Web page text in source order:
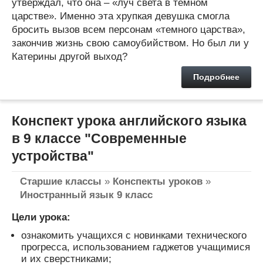
утверждал, что она – «луч света в темном
царстве». Именно эта хрупкая девушка смогла
бросить вызов всем персонам «темного царства»,
закончив жизнь свою самоубийством. Но был ли у
Катерины другой выход?
Подробнее
Конспект урока английского языка
в 9 классе "Современные
устройства"
Старшие классы » Конспекты уроков »
Иностранный язык 9 класс
Цели урока:
ознакомить учащихся с новинками технического
прогресса, использованием гаджетов учащимися
и их сверстниками;